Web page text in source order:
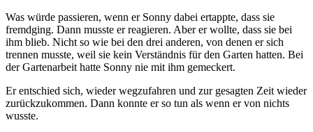
Was würde passieren, wenn er Sonny dabei ertappte, dass sie
fremdging. Dann musste er reagieren. Aber er wollte, dass sie bei
ihm blieb. Nicht so wie bei den drei anderen, von denen er sich
trennen musste, weil sie kein Verständnis für den Garten hatten. Bei
der Gartenarbeit hatte Sonny nie mit ihm gemeckert.
Er entschied sich, wieder wegzufahren und zur gesagten Zeit wieder
zurückzukommen. Dann konnte er so tun als wenn er von nichts
wusste.